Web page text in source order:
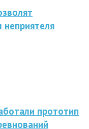
неприятеля
прототип